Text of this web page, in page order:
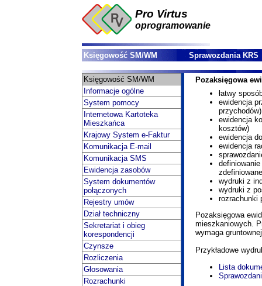
Pro Virtus
oprogramowanie
Księgowość SM/WM Sprawozdania KRS
Księgowość SM/WM
Informacje ogólne
System pomocy
Internetowa Kartoteka
Mieszkańca
Krajowy System e-Faktur
Komunikacja E-mail
Komunikacja SMS
Ewidencja zasobów
System dokumentów
połączonych
Rejestry umów
Dział techniczny
Sekretariat i obieg
korespondencji
Czynsze
Rozliczenia
Głosowania
Rozrachunki
Pozaksięgowa
łatwy
ewidencja
przychodów)
ewidencja
kosztów)
ewidencja
ewidencja
wydruki z
wydruki z
rozrachunki
Pozaksięgowa
mieszkaniowych.
wymaga
Przykładowe
Lista